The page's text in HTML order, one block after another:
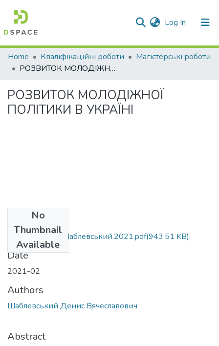
Log In (current)
Communities & Collections
Statistics
Home Кваліфікаційні роботи
Магістерські роботи
РОЗВИТОК МОЛОДІЖНОЇ ПОЛІТИКИ В УКРАЇНІ
РОЗВИТОК МОЛОДІЖНОЇ
ПОЛІТИКИ В УКРАЇНІ
No
Thumbnail
Available
МР.М.281.д.ф. Шаблевський.2021.pdf(943.51 KB)
Date
2021-02
Authors
Шаблевський Денис Вячеславович
Abstract